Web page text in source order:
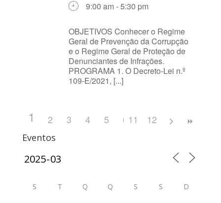
9:00 am - 5:30 pm
OBJETIVOS Conhecer o Regime
Geral de Prevenção da Corrupção
e o Regime Geral de Proteção de
Denunciantes de Infrações.
PROGRAMA 1. O Decreto-Lei n.º
109-E/2021, [...]
1 2 3 4 5 6 11 12
Eventos
S T Q Q S S D